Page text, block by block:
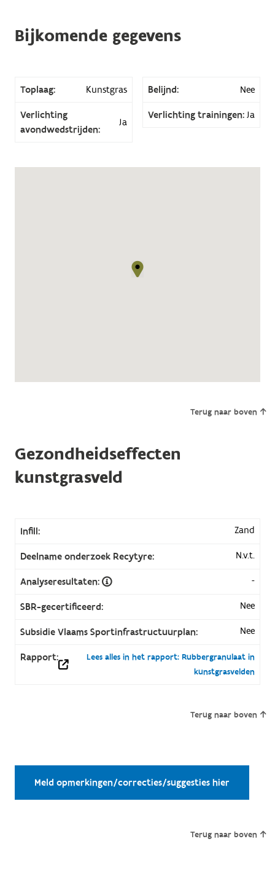
Bijkomende gegevens
Toplaag: Kunstgras Belijnd: Nee
Verlichting
avondwedstrijden:
Ja
Verlichting trainingen: Ja
Terug naar boven
Gezondheidseffecten
kunstgrasveld
Infill: Zand
Deelname onderzoek Recytyre: N.v.t.
Analyseresultaten: -
SBR-gecertificeerd: Nee
Subsidie Vlaams Sportinfrastructuurplan: Nee
Rapport:
Lees alles in het rapport: Rubbergranulaat in
kunstgrasvelden
Terug naar boven
Meld opmerkingen/correcties/suggesties hier
Terug naar boven